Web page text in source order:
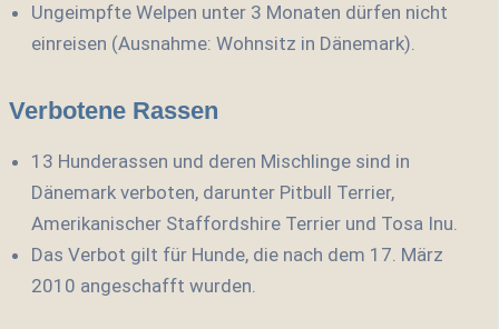
Ungeimpfte Welpen unter 3 Monaten dürfen nicht
einreisen (Ausnahme: Wohnsitz in Dänemark).
Verbotene Rassen
13 Hunderassen und deren Mischlinge sind in
Dänemark verboten, darunter Pitbull Terrier,
Amerikanischer Staffordshire Terrier und Tosa Inu.
Das Verbot gilt für Hunde, die nach dem 17. März
2010 angeschafft wurden.